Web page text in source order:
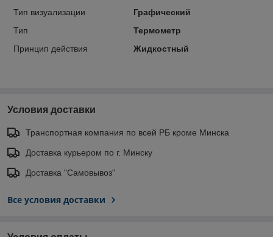
Тип визуализации
Графический
Тип
Термометр
Принцип действия
Жидкостный
Условия доставки
Транспортная компания по всей РБ кроме Минска
Доставка курьером по г. Минску
Доставка "Самовывоз"
Все условия доставки